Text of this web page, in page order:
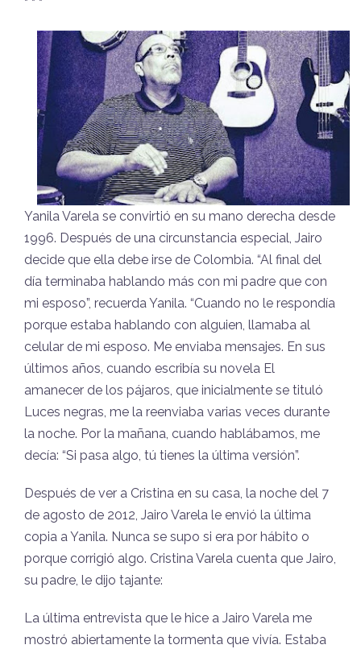
* * *
Yanila Varela se convirtió en su mano derecha desde
1996. Después de una circunstancia especial, Jairo
decide que ella debe irse de Colombia. “Al final del
día terminaba hablando más con mi padre que con
mi esposo”, recuerda Yanila. “Cuando no le respondía
porque estaba hablando con alguien, llamaba al
celular de mi esposo. Me enviaba mensajes. En sus
últimos años, cuando escribía su novela El
amanecer de los pájaros, que inicialmente se tituló
Luces negras, me la reenviaba varias veces durante
la noche. Por la mañana, cuando hablábamos, me
decía: “Si pasa algo, tú tienes la última versión”.
Después de ver a Cristina en su casa, la noche del 7
de agosto de 2012, Jairo Varela le envió la última
copia a Yanila. Nunca se supo si era por hábito o
porque corrigió algo. Cristina Varela cuenta que Jairo,
su padre, le dijo tajante:
La última entrevista que le hice a Jairo Varela me
mostró abiertamente la tormenta que vivía. Estaba